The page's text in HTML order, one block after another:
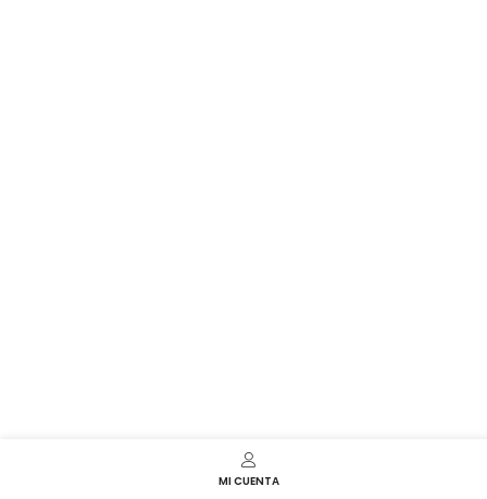
MI CUENTA